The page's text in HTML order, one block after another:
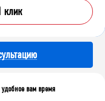
клик
вам время